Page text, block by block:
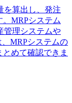
を算出し、発注
MRPシステム
管理システムや
MRPシステムの
めて確認できま